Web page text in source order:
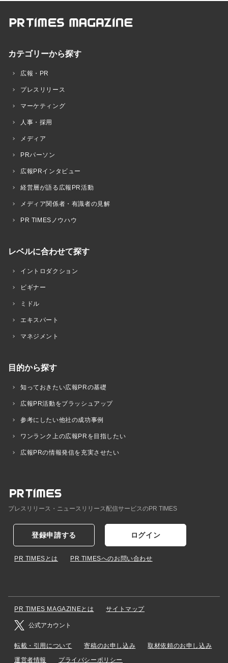
カテゴリーから探す
広報・PR
プレスリリース
マーケティング
人事・採用
メディア
PRパーソン
広報PRインタビュー
経営層が語る広報PR活動
メディア関係者・有識者の見解
PR TIMESノウハウ
レベルに合わせて探す
イントロダクション
ビギナー
ミドル
エキスパート
マネジメント
目的から探す
知っておきたい広報PRの基礎
広報PR活動をブラッシュアップ
参考にしたい他社の成功事例
ワンランク上の広報PRを目指したい
広報PRの情報発信を充実させたい
プレスリリース・ニュースリリース配信サービスのPR TIMES
登録申請する ログイン
PR TIMESとは PR TIMESへのお問い合わせ
PR TIMES MAGAZINEとは サイトマップ
公式アカウント
転載・引用について 寄稿のお申し込み
取材依頼のお申し込み
運営者情報
プライバシーポリシー